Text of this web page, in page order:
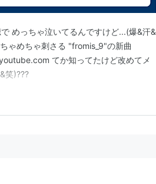
めっちゃ泣いてるんですけど...(爆&汗&
ゃめちゃ刺さる "fromis_9"の新曲
てか知ってたけど改めてメ
笑)???